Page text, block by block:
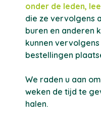
onder de leden,
die ze vervolgens
buren en anderen
kunnen
bestellingen
We raden u aan
weken de tijd te
halen.